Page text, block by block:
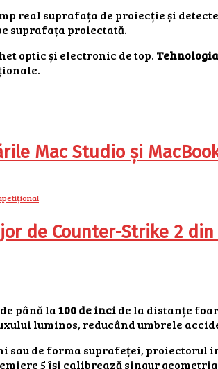
real suprafața de proiecție și
suprafața proiectată.
optic și electronic de top.
Mac Studio și
de Counter-Strike 2
până la100 de incide la distanțe
luminos, reducând umbrele
sau de forma suprafeței, proiectorul
5 își calibrează singur